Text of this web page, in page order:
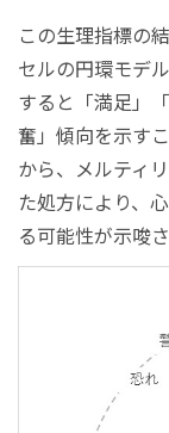
この生理指標の
セルの円環モデ
すると「満足」
奮」傾向を示す
から、メルティ
た処方により、
る可能性が示唆